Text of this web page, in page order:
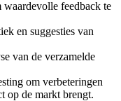
waardevolle feedback te
en suggesties van
van de verzamelde
om verbeteringen
op de markt brengt.